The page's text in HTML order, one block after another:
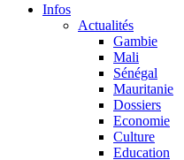
Infos
Actualités
Gambie
Mali
Sénégal
Mauritanie
Dossiers
Economie
Culture
Education